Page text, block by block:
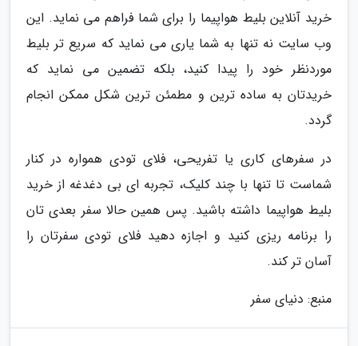
خرید آنلاین بلیط هواپیما را برای شما فراهم می نماید. این
وب سایت نه تنها به شما یاری می نماید که سریع تر بلیط
موردنظر خود را پیدا کنید، بلکه تضمین می نماید که
خریدتان به ساده ترین و مطمئن ترین شکل ممکن انجام
گردد.
در سفرهای کاری یا تفریحی، فلای تودی همواره در کنار
شماست تا تنها با چند کلیک، تجربه ای بی دغدغه از خرید
بلیط هواپیما داشته باشید. پس همین حالا سفر بعدی تان
را برنامه ریزی کنید و اجازه دهید فلای تودی سفرتان را
آسان تر کند.
منبع: دنیای سفر